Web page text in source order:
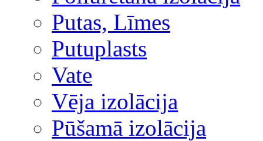
Putas, Līmes
Putuplasts
Vate
Vēja izolācija
Pūšamā izolācija